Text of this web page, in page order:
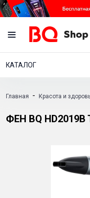
КАТАЛОГ
Главная - Красота и
ФЕН BQ HD2019B